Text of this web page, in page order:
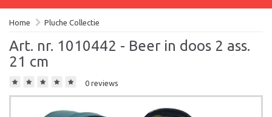
Home Pluche Collectie
Art. nr. 1010442 - Beer in doos 2 ass.
21 cm
0 reviews